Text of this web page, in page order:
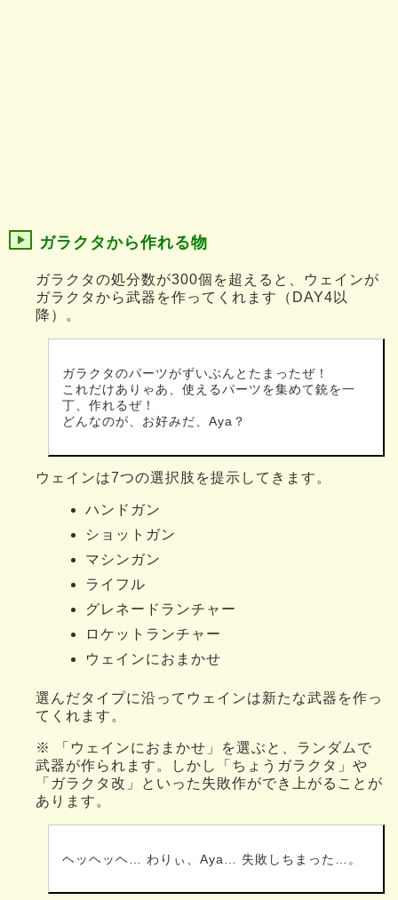
ガラクタから作れる物
ガラクタの処分数が300個を超えると、ウェインが
ガラクタから武器を作ってくれます（DAY4以
降）。
ガラクタのパーツがずいぶんとたまったぜ！
これだけありゃあ、使えるパーツを集めて銃を一
丁、作れるぜ！
どんなのが、お好みだ、Aya？
ウェインは7つの選択肢を提示してきます。
ハンドガン
ショットガン
マシンガン
ライフル
グレネードランチャー
ロケットランチャー
ウェインにおまかせ
選んだタイプに沿ってウェインは新たな武器を作っ
てくれます。
※ 「ウェインにおまかせ」を選ぶと、ランダムで
武器が作られます。しかし「ちょうガラクタ」や
「ガラクタ改」といった失敗作ができ上がることが
あります。
ヘッヘッヘ… わりぃ、Aya… 失敗しちまった…。